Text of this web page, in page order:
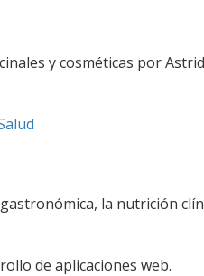
y cosméticas por
la nutrición
de aplicaciones web.